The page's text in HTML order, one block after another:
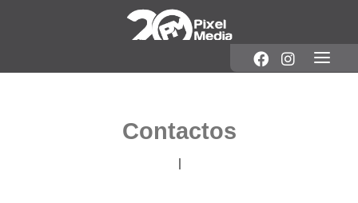
Contactos